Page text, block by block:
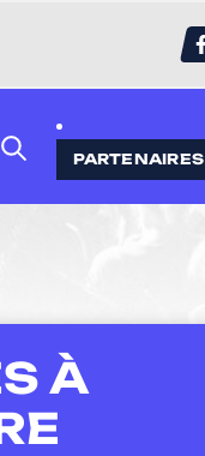
PARTENAIRES
À